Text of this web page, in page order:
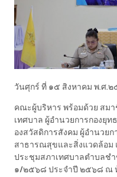
วันศุกร์ ที่ ๑๕ สิงหาคม พ.ศ.
คณะผู้บริหาร พร้อมด้วย สม
เทศบาล ผู้อำนวยการกองยุ
องสวัสดิการสังคม ผู้อำนวย
สาธารณสุขและสิ่งแวดล้อม
ประชุมสภาเทศบาลตำบลช
๑/๒๕๖๘ ประจำปี ๒๕๖๘ ณ